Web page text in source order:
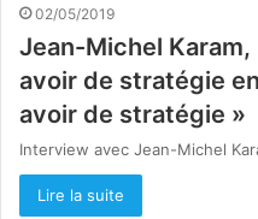
02/05/2019
Jean-Michel Karam,
avoir de stratégie
avoir de stratégie »
Interview avec Jean-Michel
Lire la suite